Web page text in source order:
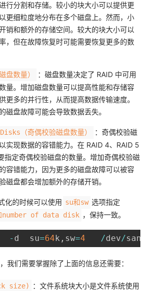
行分割和存储。较小的块大小可以提供更
更细粒度地分布在多个磁盘上。然而，小
销和额外的存储空间。较大的块大小可以
，但在故障恢复时可能需要恢复更多的数
数量）
：磁盘数量决定了 RAID 中可用
量。增加磁盘数量可以提高性能和存储容
更多的并行性，从而提高数据传输速度。
磁盘故障可能会导致数据丢失。
（奇偶校验磁盘数量）
：奇偶校验磁
实现数据的容错能力。在 RAID 4、RAID 5
指定奇偶校验磁盘的数量。增加奇偶校验磁
容错能力，因为更多的磁盘故障可以被容
磁盘都会增加额外的存储开销。
化的时候可以使用 su和sw 选项指定
number of data disk ，保持一致。
- d  su=64k , sw=4 /dev/san
我们需要掌握除了上面的信息还需要：
size)
：文件系统块大小是文件系统使用